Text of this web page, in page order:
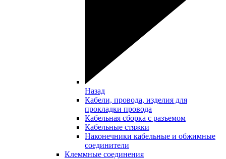
Назад
Кабели, провода, изделия для
прокладки провода
Кабельная сборка с разъемом
Кабельные стяжки
Наконечники кабельные и обжимные
соединители
Клеммные соединения